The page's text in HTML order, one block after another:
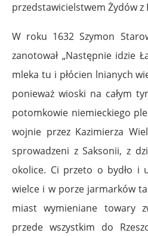
przedstawicielstwem Żydów z
W roku 1632 Szymon
zanotował „Następnie idzie
mleka tu i płócien lnianych
ponieważ wioski na całym
potomkowie niemieckiego
wojnie przez Kazimierza
sprowadzeni z Saksonii, z
okolice. Ci przeto o bydło i
wielce i w porze jarmarków
miast wymieniane towary
przede wszystkim do